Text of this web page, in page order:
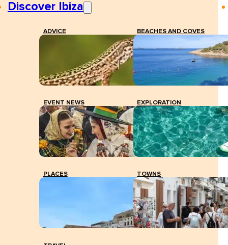
Discover Ibiza
ADVICE BEACHES AND COVES
EVENT NEWS EXPLORATION
PLACES TOWNS